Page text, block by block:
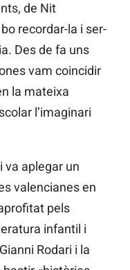
de Nit
recordar-la i ser-
Des de fa uns
vam coincidir
la mateixa
l’imaginari
va aplegar un
valencianes en
pels
infantil i
Rodari i la